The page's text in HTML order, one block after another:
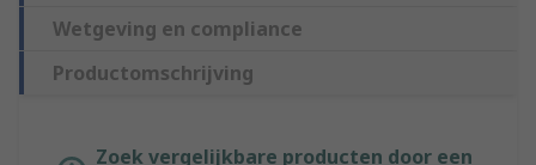
Wetgeving en compliance
Productomschrijving
Zoek vergelijkbare producten door een